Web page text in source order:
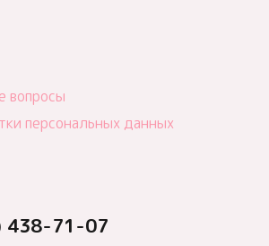
вопросы
персональных данных
438-71-07